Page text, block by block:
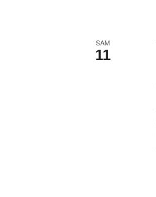
SAM
11